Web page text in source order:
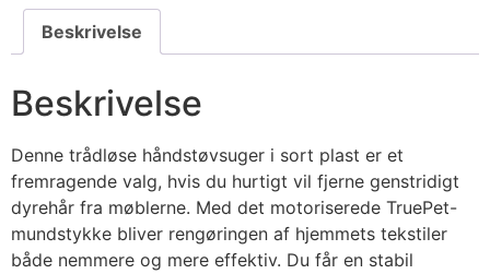
Beskrivelse
Beskrivelse
Denne trådløse håndstøvsuger i sort plast er et
fremragende valg, hvis du hurtigt vil fjerne genstridigt
dyrehår fra møblerne. Med det motoriserede TruePet-
mundstykke bliver rengøringen af hjemmets tekstiler
både nemmere og mere effektiv. Du får en stabil